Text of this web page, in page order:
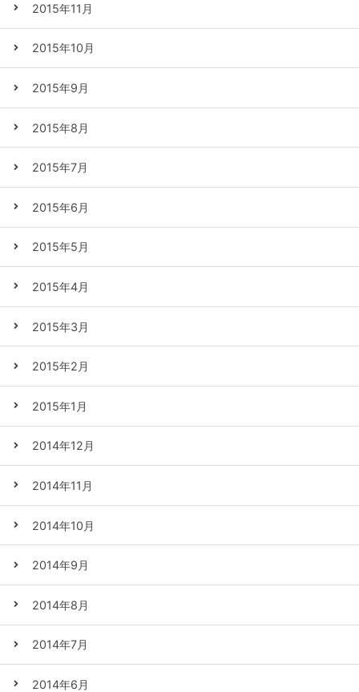
2015年11月
2015年10月
2015年9月
2015年8月
2015年7月
2015年6月
2015年5月
2015年4月
2015年3月
2015年2月
2015年1月
2014年12月
2014年11月
2014年10月
2014年9月
2014年8月
2014年7月
2014年6月